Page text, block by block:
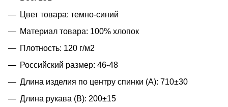
Цвет товара: темно-синий
Материал товара: 100% хлопок
Плотность: 120 г/м2
Российский размер: 46-48
Длина изделия по центру спинки (A): 710±30
Длина рукава (B): 200±15